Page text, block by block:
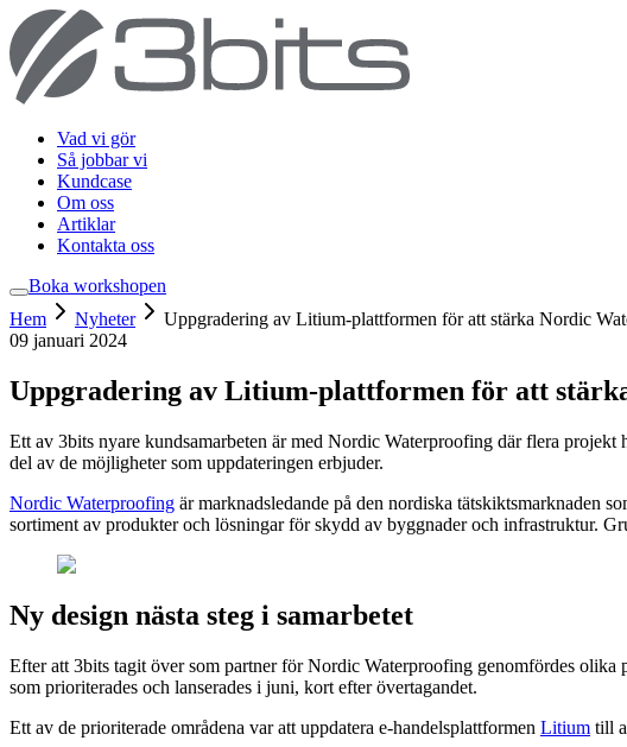
Vad vi gör
Så jobbar vi
Kundcase
Om oss
Artiklar
Kontakta oss
Boka workshopen
Hem
Nyheter
Uppgradering av Litium-plattformen för att stärka Nordic
09 januari 2024
Uppgradering av Litium-plattformen för att
Ett av 3bits nyare kundsamarbeten är med Nordic Waterproofing där flera
del av de möjligheter som uppdateringen erbjuder.
Nordic Waterproofing är marknadsledande på den nordiska tätskiktsmarknaden
sortiment av produkter och lösningar för skydd av byggnader och infrastruktur.
Ny design nästa steg i samarbetet
Efter att 3bits tagit över som partner för Nordic Waterproofing genomfördes
som prioriterades och lanserades i juni, kort efter övertagandet.
Ett av de prioriterade områdena var att uppdatera e-handelsplattformen Litium till